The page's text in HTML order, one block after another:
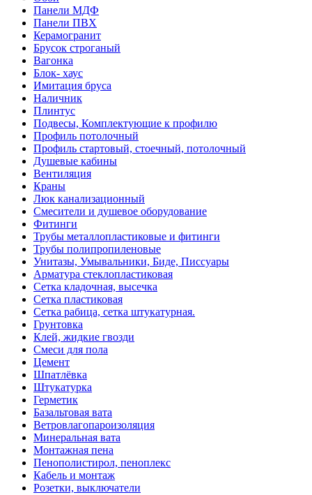
Панели МДФ
Панели ПВХ
Керамогранит
Брусок строганый
Вагонка
Блок- хаус
Имитация бруса
Наличник
Плинтус
Подвесы, Комплектующие к профилю
Профиль потолочный
Профиль стартовый, стоечный, потолочный
Душевые кабины
Вентиляция
Краны
Люк канализационный
Смесители и душевое оборудование
Фитинги
Трубы металлопластиковые и фитинги
Трубы полипропиленовые
Унитазы, Умывальники, Биде, Писсуары
Арматура стеклопластиковая
Сетка кладочная, высечка
Сетка пластиковая
Сетка рабица, сетка штукатурная.
Грунтовка
Клей, жидкие гвозди
Смеси для пола
Цемент
Шпатлёвка
Штукатурка
Герметик
Базальтовая вата
Ветровлагопароизоляция
Минеральная вата
Монтажная пена
Пенополистирол, пеноплекс
Кабель и монтаж
Розетки, выключатели